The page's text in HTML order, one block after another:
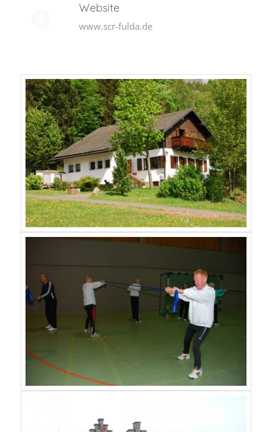
Website
www.scr-fulda.de